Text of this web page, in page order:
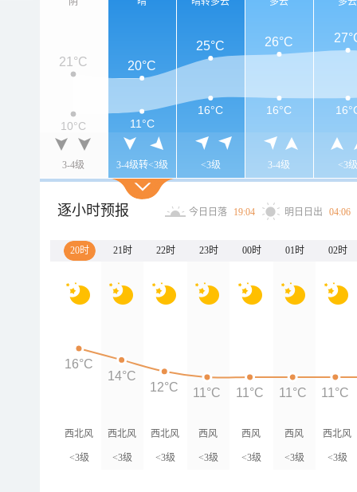
3-4级 3-4级转<3级 <3级 3-4级 <3级
21°C 20°C
25°C 26°C
10°C 11°C
16°C 16°C
逐小时预报 今日日落 19:04 明日日出 04:06
20时 21时 22时 23时 00时 01时 02时
西北风
<3级
西北风
<3级
西北风
<3级
西风
<3级
西风
<3级
西风
<3级
西北风
<3级
16°C
14°C
12°C
11°C 11°C 11°C 11°C